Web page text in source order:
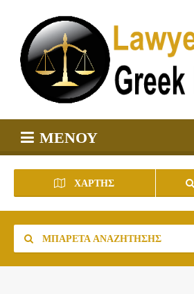
ΜΕΝΟΎ
ΧΆΡΤΗΣ
ΜΠΑΡΈΤΑ ΑΝΑΖΉΤΗΣΗΣ